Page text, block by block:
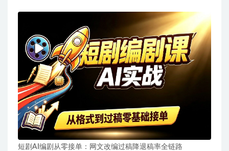
短剧AI编剧从零接单：网文改编过稿降退稿率全链路